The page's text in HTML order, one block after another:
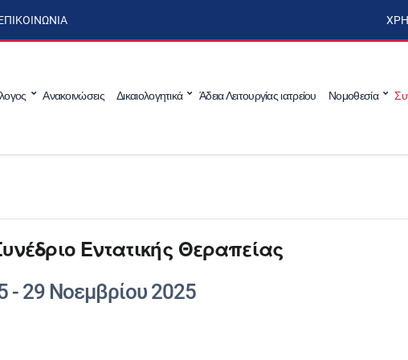
Ανακοινώσεις Δικαιολογητικά Άδεια Λειτουργίας ιατρείου Νομοθεσία
Εντατικής Θεραπείας
- 29 Νοεμβρίου 2025